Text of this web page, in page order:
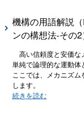
機構の用語解説
ンの構想法-その2
高い信頼度と安価な
単純で論理的な運動体
ここでは、メカニズ
します。
続きを読む